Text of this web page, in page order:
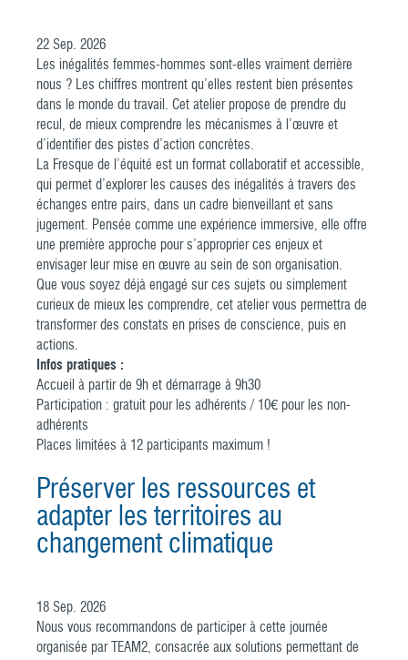
22 Sep. 2026
Les inégalités femmes-hommes sont-elles vraiment derrière
nous ? Les chiffres montrent qu’elles restent bien présentes
dans le monde du travail. Cet atelier propose de prendre du
recul, de mieux comprendre les mécanismes à l’œuvre et
d’identifier des pistes d’action concrètes.
La Fresque de l’équité est un format collaboratif et accessible,
qui permet d’explorer les causes des inégalités à travers des
échanges entre pairs, dans un cadre bienveillant et sans
jugement. Pensée comme une expérience immersive, elle offre
une première approche pour s’approprier ces enjeux et
envisager leur mise en œuvre au sein de son organisation.
Que vous soyez déjà engagé sur ces sujets ou simplement
curieux de mieux les comprendre, cet atelier vous permettra de
transformer des constats en prises de conscience, puis en
actions.
Infos pratiques :
Accueil à partir de 9h et démarrage à 9h30
Participation : gratuit pour les adhérents / 10€ pour les non-
adhérents
Places limitées à 12 participants maximum !
Préserver les ressources et
adapter les territoires au
changement climatique
18 Sep. 2026
Nous vous recommandons de participer à cette journée
organisée par TEAM2, consacrée aux solutions permettant de